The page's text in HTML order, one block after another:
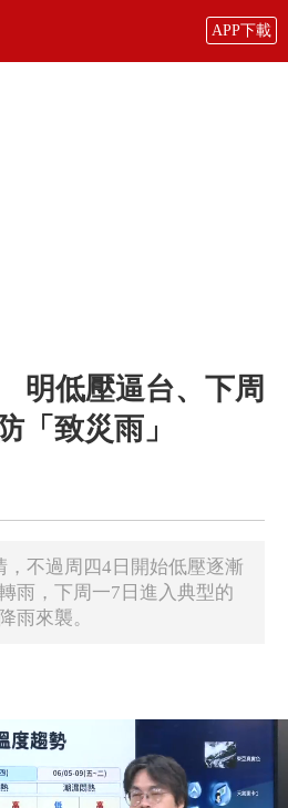
APP下載
明低壓逼台、下周
「致災雨」
不過周四4日開始低壓逐漸
雨，下周一7日進入典型的
雨來襲。